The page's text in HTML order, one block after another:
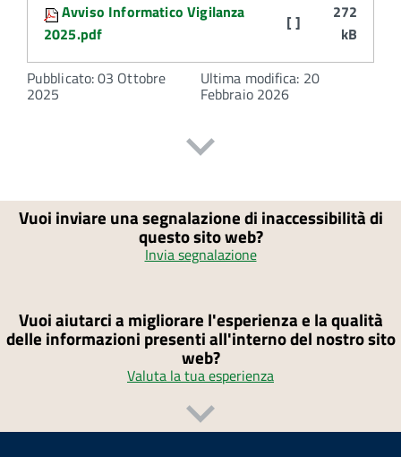
Avviso Informatico Vigilanza
2025.pdf
[ ]
272
kB
Pubblicato: 03 Ottobre
2025
Ultima modifica: 20
Febbraio 2026
Vuoi inviare una segnalazione di inaccessibilità di
questo sito web?
Invia segnalazione
Vuoi aiutarci a migliorare l'esperienza e la qualità
delle informazioni presenti all'interno del nostro sito
web?
Valuta la tua esperienza